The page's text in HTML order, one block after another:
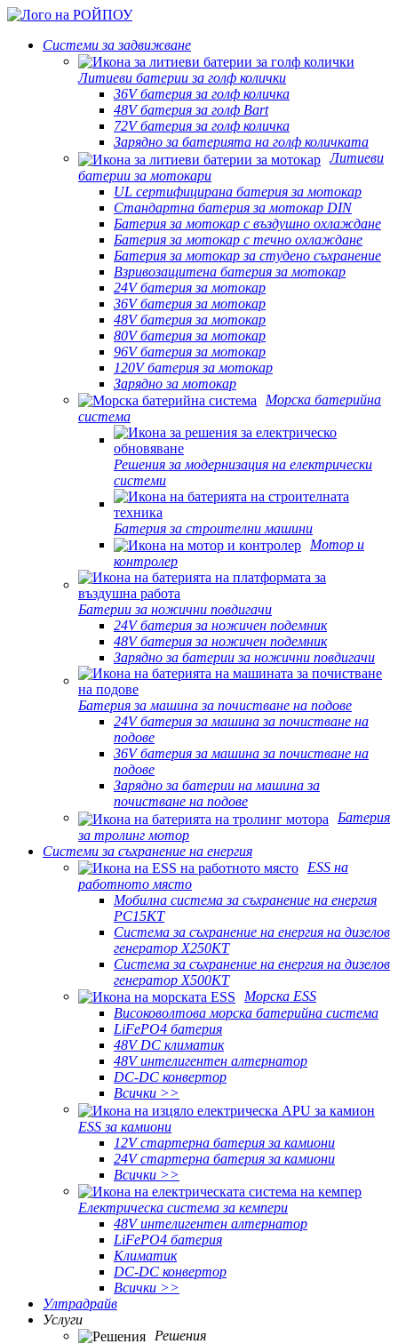
Системи за задвижване
Литиеви батерии за голф колички
36V батерия за голф количка
48V батерия за голф Bart
72V батерия за голф количка
Зарядно за батерията на голф количката
Литиеви
батерии за мотокари
UL сертифицирана батерия за мотокар
Стандартна батерия за мотокар DIN
Батерия за мотокар с въздушно охлаждане
Батерия за мотокар с течно охлаждане
Батерия за мотокар за студено съхранение
Взривозащитена батерия за мотокар
24V батерия за мотокар
36V батерия за мотокар
48V батерия за мотокар
80V батерия за мотокар
96V батерия за мотокар
120V батерия за мотокар
Зарядно за мотокар
Морска батерийна
система
Решения за модернизация на електрически
системи
Батерия за строителни машини
Мотор и
контролер
Батерии за ножични повдигачи
24V батерия за ножичен подемник
48V батерия за ножичен подемник
Зарядно за батерии за ножични повдигачи
Батерия за машина за почистване на подове
24V батерия за машина за почистване на
подове
36V батерия за машина за почистване на
подове
Зарядно за батерии на машина за
почистване на подове
Батерия
за тролинг мотор
Системи за съхранение на енергия
ESS на
работното място
Мобилна система за съхранение на енергия
PC15KT
Система за съхранение на енергия на дизелов
генератор X250KT
Система за съхранение на енергия на дизелов
генератор X500KT
Морска ESS
Високоволтова морска батерийна система
LiFePO4 батерия
48V DC климатик
48V интелигентен алтернатор
DC-DC конвертор
Всички >>
ESS за камиони
12V стартерна батерия за камиони
24V стартерна батерия за камиони
Всички >>
Електрическа система за кемпери
48V интелигентен алтернатор
LiFePO4 батерия
Климатик
DC-DC конвертор
Всички >>
Ултрадрайв
Услуги
Решения